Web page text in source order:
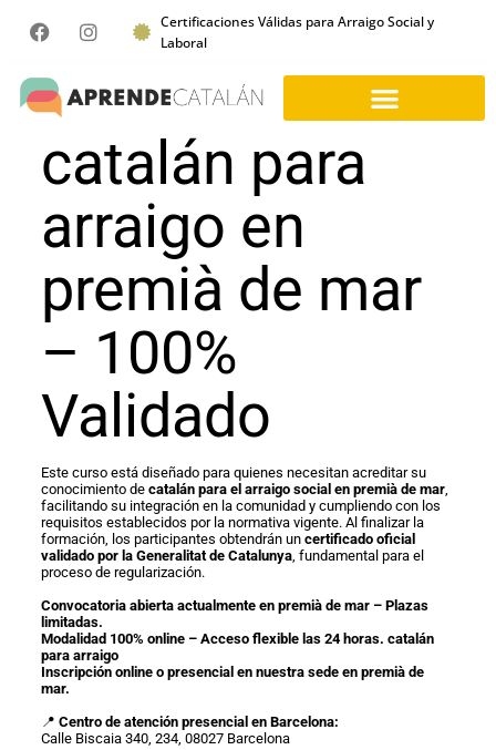
Certificaciones Válidas para Arraigo Social y
Laboral
catalán para
arraigo en
premià de mar
– 100%
Validado
Este curso está diseñado para quienes necesitan acreditar su
conocimiento de catalán para el arraigo social en premià de mar,
facilitando su integración en la comunidad y cumpliendo con los
requisitos establecidos por la normativa vigente. Al finalizar la
formación, los participantes obtendrán un certificado oficial
validado por la Generalitat de Catalunya, fundamental para el
proceso de regularización.
Convocatoria abierta actualmente en premià de mar – Plazas
limitadas.
Modalidad 100% online – Acceso flexible las 24 horas. catalán
para arraigo
Inscripción online o presencial en nuestra sede en premià de
mar.
📍 Centro de atención presencial en Barcelona:
Calle Biscaia 340, 234, 08027 Barcelona